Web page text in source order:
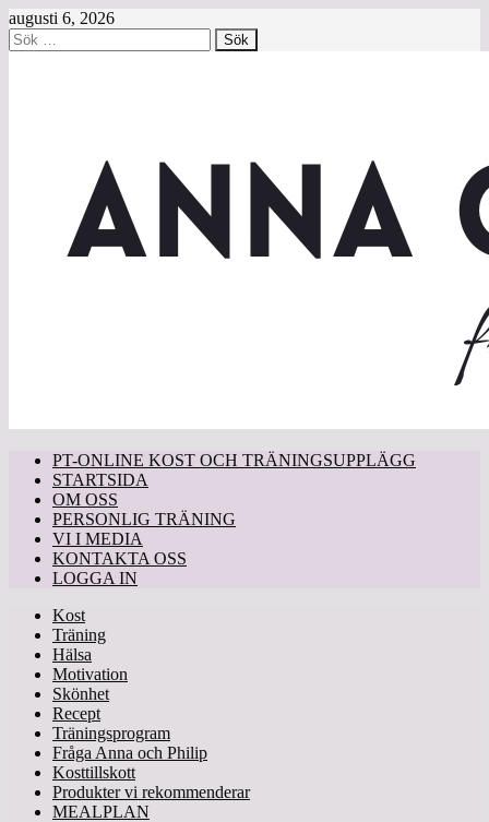
augusti 6, 2026
Sök
efter:
PT-ONLINE KOST OCH TRÄNINGSUPPLÄGG
STARTSIDA
OM OSS
PERSONLIG TRÄNING
VI I MEDIA
KONTAKTA OSS
LOGGA IN
Kost
Träning
Hälsa
Motivation
Skönhet
Recept
Träningsprogram
Fråga Anna och Philip
Kosttillskott
Produkter vi rekommenderar
MEALPLAN